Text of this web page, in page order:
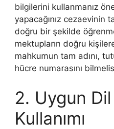
bilgilerini kullanmanız
yapacağınız cezaevinin
doğru bir şekilde
mektupların doğru
mahkumun tam adını,
hücre numarasını
2. Uygun
Kullanımı